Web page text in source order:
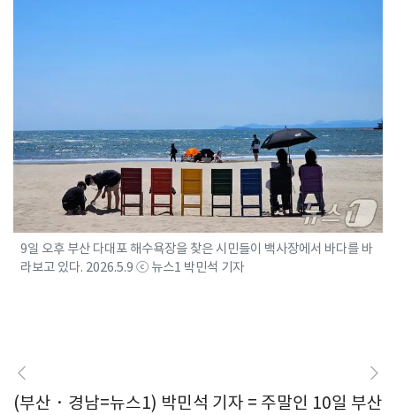
9일 오후 부산 다대포 해수욕장을 찾은 시민들이 백사장에서 바다를 바
라보고 있다. 2026.5.9 ⓒ 뉴스1 박민석 기자
(부산 · 경남=뉴스1) 박민석 기자 = 주말인 10일 부산